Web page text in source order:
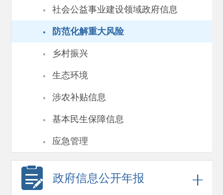
· 社会公益事业建设领域政府信息
· 防范化解重大风险
· 乡村振兴
· 生态环境
· 涉农补贴信息
· 基本民生保障信息
· 应急管理
政府信息公开年报